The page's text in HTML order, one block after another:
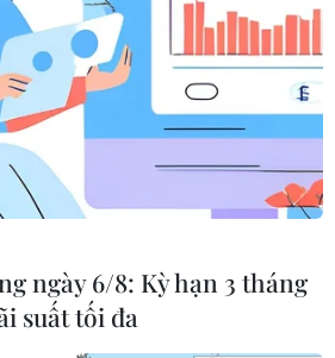
ngày 6/8: Kỳ hạn 3 tháng
suất tối đa